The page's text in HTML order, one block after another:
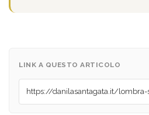
LINK A QUESTO ARTICOLO